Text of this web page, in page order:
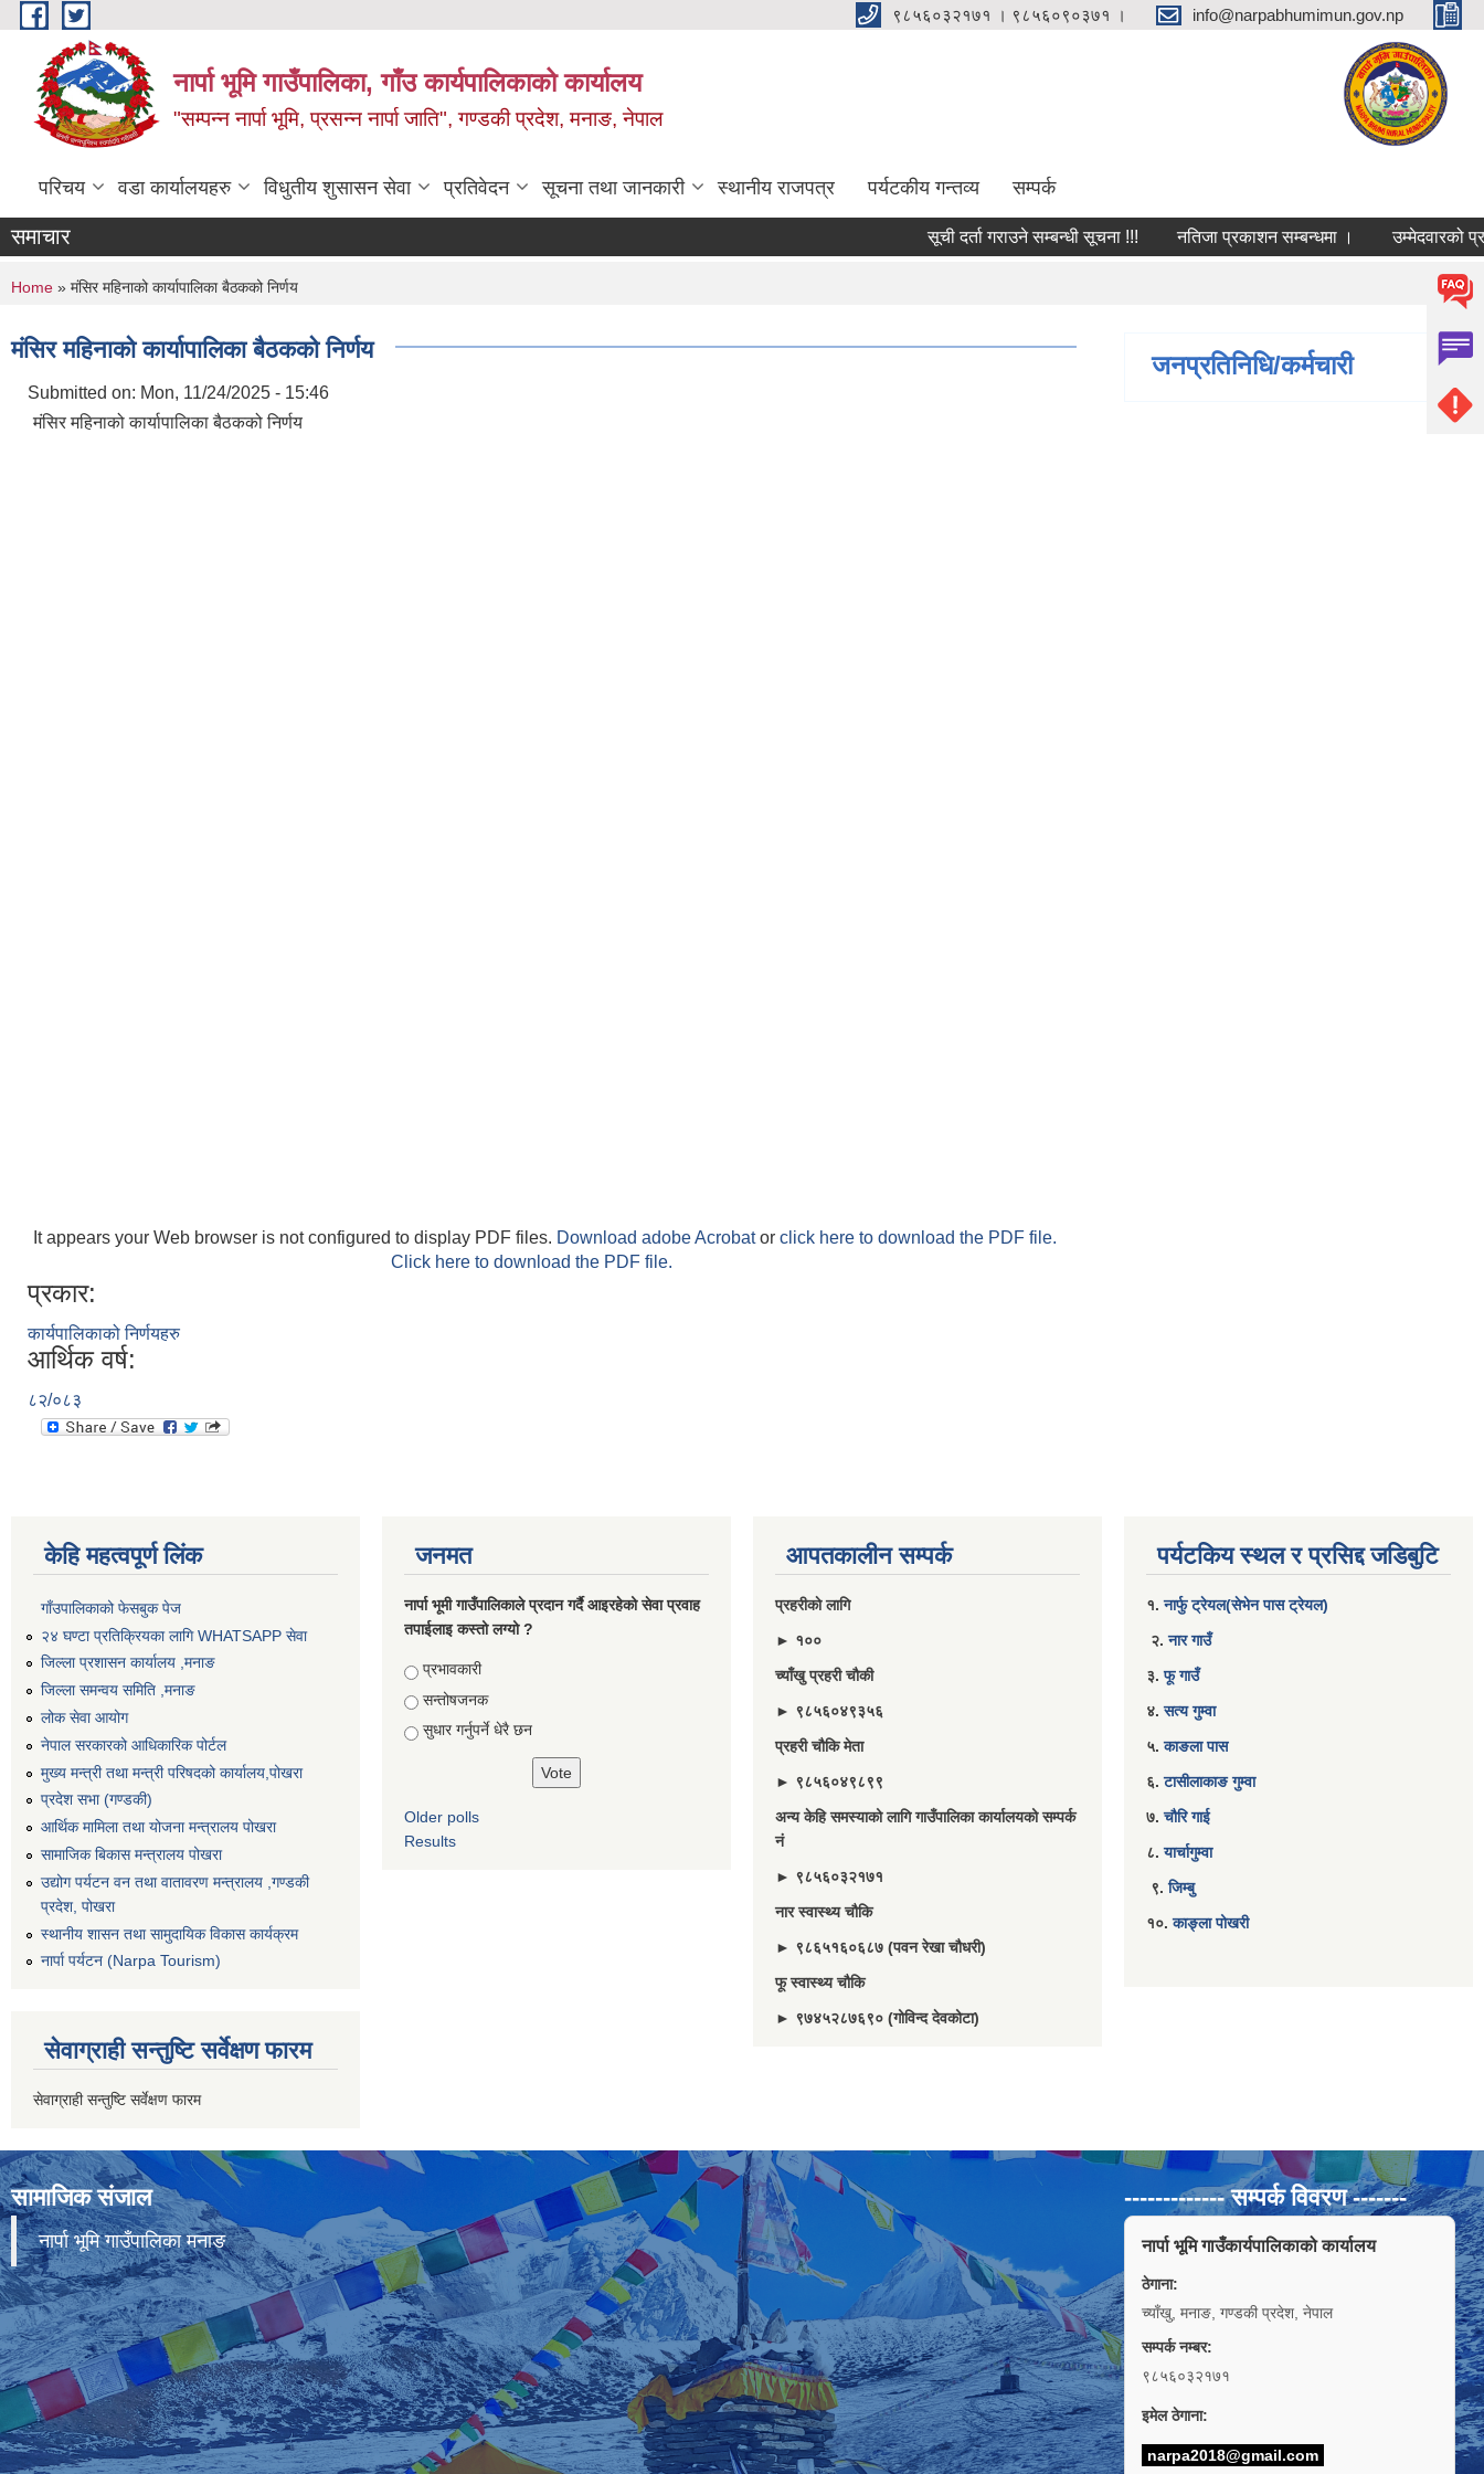
Skip to main content ९८५६०३२१७१ । ९८५६०९०३७१ । info@narpabhumimun.gov.np
नार्पा भूमि गाउँपालिका, गाँउ कार्यपालिकाको कार्यालय
"सम्पन्न नार्पा भूमि, प्रसन्न नार्पा जाति", गण्डकी प्रदेश, मनाङ, नेपाल
परिचय वडा कार्यालयहरु विधुतीय शुसासन सेवा प्रतिवेदन सूचना तथा जानकारी स्थानीय राजपत्र पर्यटकीय गन्तव्य सम्पर्क
समाचार सूची दर्ता गराउने सम्बन्धी सूचना !!! नतिजा प्रकाशन सम्बन्धमा । उम्मेदवारको
You are here
Home » मंसिर महिनाको कार्यापालिका बैठकको निर्णय
मंसिर महिनाको कार्यापालिका बैठकको निर्णय
Submitted on: Mon, 11/24/2025 - 15:46
मंसिर महिनाको कार्यापालिका बैठकको निर्णय
It appears your Web browser is not configured to display PDF files. Download adobe Acrobator click here to download the PDF file.
Click here to download the PDF file.
प्रकार:
कार्यपालिकाको निर्णयहरु
आर्थिक वर्ष:
८२/०८३
जनप्रतिनिधि/कर्मचारी
केहि महत्वपूर्ण लिंक
गाँउपालिकाको फेसबुक पेज
२४ घण्टा प्रतिक्रियका लागि WHATSAPP सेवा
जिल्ला प्रशासन कार्यालय ,मनाङ
जिल्ला समन्वय समिति ,मनाङ
लोक सेवा आयोग
नेपाल सरकारको आधिकारिक पोर्टल
मुख्य मन्त्री तथा मन्त्री परिषदको कार्यालय,पोखरा
प्रदेश सभा (गण्डकी)
आर्थिक मामिला तथा योजना मन्त्रालय पोखरा
सामाजिक बिकास मन्त्रालय पोखरा
उद्योग पर्यटन वन तथा वातावरण मन्त्रालय ,गण्डकी
प्रदेश, पोखरा
स्थानीय शासन तथा सामुदायिक विकास कार्यक्रम
नार्पा पर्यटन (Narpa Tourism)
सेवाग्राही सन्तुष्टि सर्वेक्षण फारम
सेवाग्राही सन्तुष्टि सर्वेक्षण फारम
जनमत
नार्पा भूमी गाउँपालिकाले प्रदान गर्दै आइरहेको सेवा प्रवाह
तपाईलाइ कस्तो लग्यो ?
Choices
प्रभावकारी
सन्तोषजनक
सुधार गर्नुपर्ने धेरै छन
Older polls
Results
आपतकालीन सम्पर्क
प्रहरीकाे लागि
► १००
च्याँखु प्रहरी चाैकी
► ९८५६०४९३५६
प्रहरी चौकि मेता
► ९८५६०४९८९९
अन्य केहि समस्याको लागि गाउँपालिका कार्यालयको सम्पर्क
नं
► ९८५६०३२१७१
नार स्वास्थ्य चौकि
► ९८६५१६०६८७ (पवन रेखा चौधरी)
फू स्वास्थ्य चौकि
► ९७४५२८७६९० (गोविन्द देवकोटा)
पर्यटकिय स्थल र प्रसिद्द जडिबुटि
१.नार्फु ट्रेयल(सेभेन पास ट्रेयल)
२.नार गाउँ
३.फू गाउँ
४.सत्य गुम्वा
५.काङला पास
६.टासीलाकाङ गुम्वा
७.चौरि गाई
८.यार्चागुम्वा
९.जिम्बु
१०.काङ्ला पोखरी
सामाजिक संजाल
नार्पा भूमि गाउँपालिका मनाङ
------------- सम्पर्क विवरण -------
नार्पा भूमि गाउँकार्यपालिकाको कार्यालय
ठेगाना:
च्याँखु, मनाङ, गण्डकी प्रदेश, नेपाल
सम्पर्क नम्बर:
९८५६०३२१७१
इमेल ठेगाना:
narpa2018@gmail.com